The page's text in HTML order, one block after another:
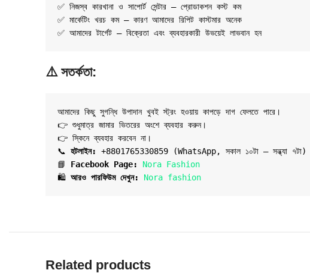
✅ নিজস্ব কারখানা ও সাপোর্ট সেন্টার – প্রোডাকশন কস্ট কম
✅ মার্কেটিং খরচ কম – কারণ আমাদের রিপিট কাস্টমার অনেক
✅ আমাদের টার্গেট – বিক্রেতা এবং ব্যবহারকারী উভয়েই লাভবান হন
⚠️ সতর্কতা:
আমাদের কিছু সুগন্ধি উপাদান খুবই স্ট্রং হওয়ায় কাপড়ে দাগ ফেলতে পারে।
👉 শুধুমাত্র জামার ভিতরের অংশে ব্যবহার করুন।
👉 স্কিনে ব্যবহার করবেন না।
📞 হটলাইন:
+8801765330859 (WhatsApp, সকাল ১০টা – সন্ধ্যা ৭টা)
📘 Facebook Page:
Nora Fashion
🛍️ আরও পারফিউম দেখুন: Nora fashion
Related products